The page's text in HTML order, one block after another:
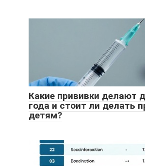
Какие прививки делают
года и стоит ли делать
детям?